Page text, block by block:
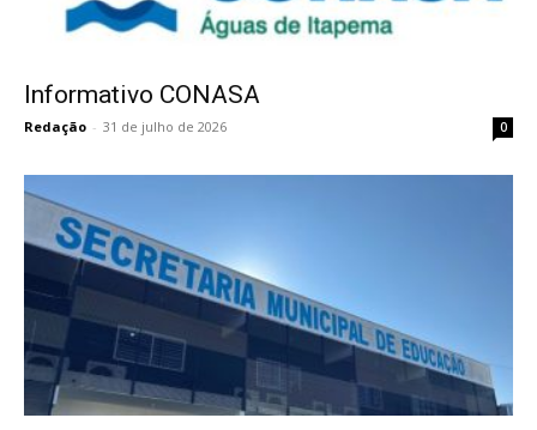
Informativo CONASA
Redação - 31 de julho de 2026 0